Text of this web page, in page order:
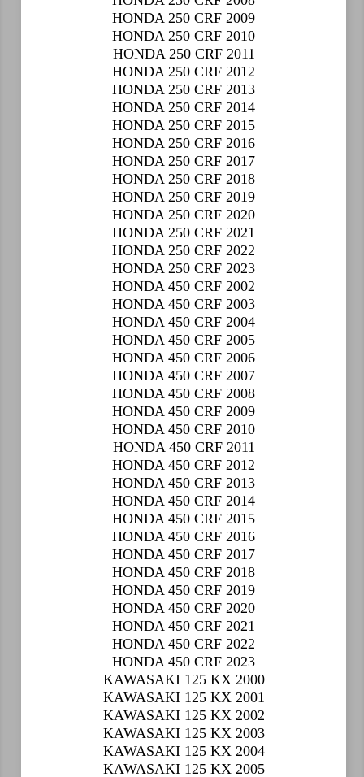
HONDA 250 CRF 2009
HONDA 250 CRF 2010
HONDA 250 CRF 2011
HONDA 250 CRF 2012
HONDA 250 CRF 2013
HONDA 250 CRF 2014
HONDA 250 CRF 2015
HONDA 250 CRF 2016
HONDA 250 CRF 2017
HONDA 250 CRF 2018
HONDA 250 CRF 2019
HONDA 250 CRF 2020
HONDA 250 CRF 2021
HONDA 250 CRF 2022
HONDA 250 CRF 2023
HONDA 450 CRF 2002
HONDA 450 CRF 2003
HONDA 450 CRF 2004
HONDA 450 CRF 2005
HONDA 450 CRF 2006
HONDA 450 CRF 2007
HONDA 450 CRF 2008
HONDA 450 CRF 2009
HONDA 450 CRF 2010
HONDA 450 CRF 2011
HONDA 450 CRF 2012
HONDA 450 CRF 2013
HONDA 450 CRF 2014
HONDA 450 CRF 2015
HONDA 450 CRF 2016
HONDA 450 CRF 2017
HONDA 450 CRF 2018
HONDA 450 CRF 2019
HONDA 450 CRF 2020
HONDA 450 CRF 2021
HONDA 450 CRF 2022
HONDA 450 CRF 2023
KAWASAKI 125 KX 2000
KAWASAKI 125 KX 2001
KAWASAKI 125 KX 2002
KAWASAKI 125 KX 2003
KAWASAKI 125 KX 2004
KAWASAKI 125 KX 2005